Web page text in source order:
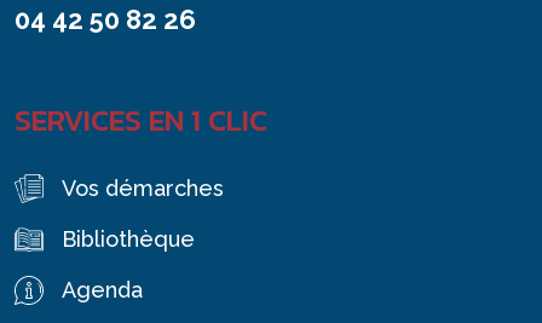
04 42 50 82 26
SERVICES EN 1 CLIC
Vos démarches
Bibliothèque
Agenda